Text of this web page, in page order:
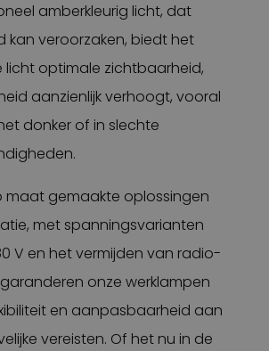
amberkleurig licht, dat
kan veroorzaken, biedt het
licht optimale zichtbaarheid,
aanzienlijk verhoogt, vooral
donker of in slechte
maat gemaakte oplossingen
met spanningsvarianten
V en het vermijden van radio-
onze werklampen
en aanpasbaarheid aan
vereisten. Of het nu in de